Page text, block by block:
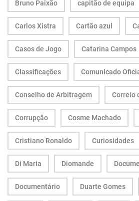
Bruno Paixão capitão de equipa
Carlos Xistra Cartão azul
Casos de Jogo Catarina Campos
Classificações Comunicado
Conselho de Arbitragem Correio
Corrupção Cosme Machado
Cristiano Ronaldo Curiosidades
Di Maria Diomande
Documentário Duarte Gomes